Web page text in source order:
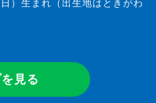
）生まれ（出生地はときがわ
見る